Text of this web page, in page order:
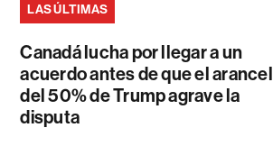
LAS ÚLTIMAS
Canadá lucha por llegar a un
acuerdo antes de que el arancel
del 50% de Trump agrave la
disputa